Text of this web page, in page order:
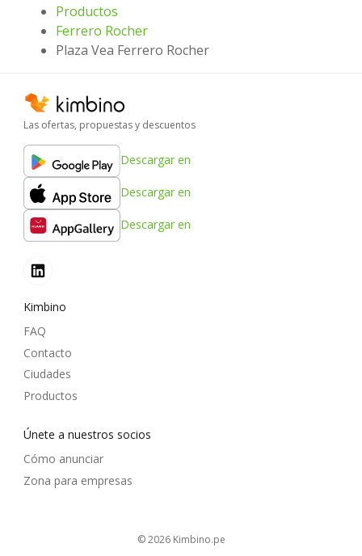
Productos
Ferrero Rocher
Plaza Vea Ferrero Rocher
Las ofertas, propuestas y descuentos
Descargar en
Descargar en
Descargar en
Kimbino
FAQ
Contacto
Ciudades
Productos
Únete a nuestros socios
Cómo anunciar
Zona para empresas
© 2026 kimbino.pe